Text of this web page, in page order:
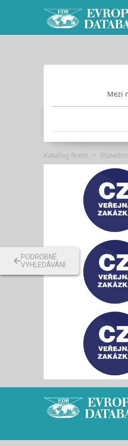
Mezi
Katalog firem
PODROBNÉ
VYHLEDÁVÁNÍ